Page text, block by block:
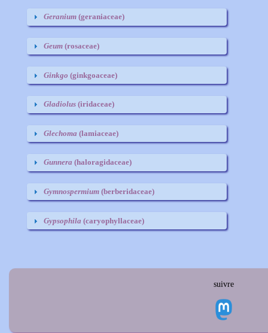
Geranium(geraniaceae)
Geum(rosaceae)
Ginkgo (ginkgoaceae)
Gladiolus(iridaceae)
Glechoma (lamiaceae)
Gunnera (haloragidaceae)
Gymnospermium(berberidaceae)
Gypsophila (caryophyllaceae)
suivre